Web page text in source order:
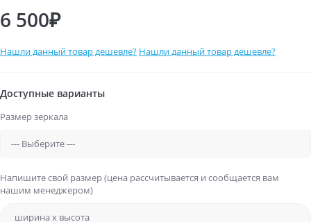
6 500₽
Нашли данный товар дешевле? Нашли данный товар дешевле?
Доступные варианты
Размер зеркала
Напишите свой размер (цена рассчитывается и сообщается вам
нашим менеджером)